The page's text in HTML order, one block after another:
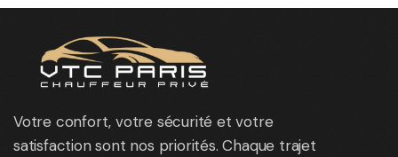
Votre confort, votre sécurité et votre
satisfaction sont nos priorités. Chaque trajet